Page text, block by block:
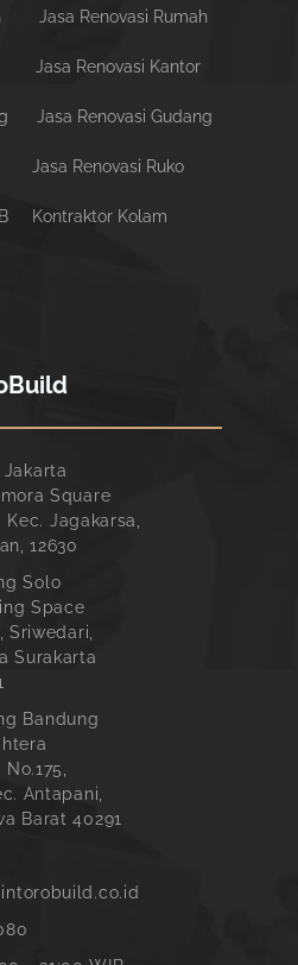
Jasa Renovasi Rumah
Jasa Renovasi Kantor
Jasa Renovasi Gudang
Jasa Renovasi Ruko
Kontraktor Kolam
Square
Jagakarsa,
12630
Solo
Space
Sriwedari,
Surakarta
Bandung
Antapani,
Barat 40291